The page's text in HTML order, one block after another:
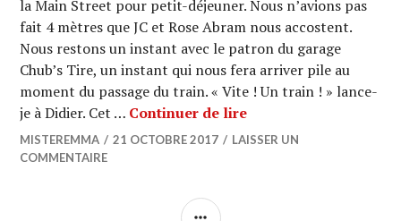
la Main Street pour petit-déjeuner. Nous n’avions pas
fait 4 mètres que JC et Rose Abram nous accostent.
Nous restons un instant avec le patron du garage
Chub’s Tire, un instant qui nous fera arriver pile au
moment du passage du train. « Vite ! Un train ! » lance-
je à Didier. Cet … Continuer de lireSOLAR BIKE : De
MISTEREMMA 21 OCTOBRE 2017
LAISSER UN
COMMENTAIRE
COLONNE